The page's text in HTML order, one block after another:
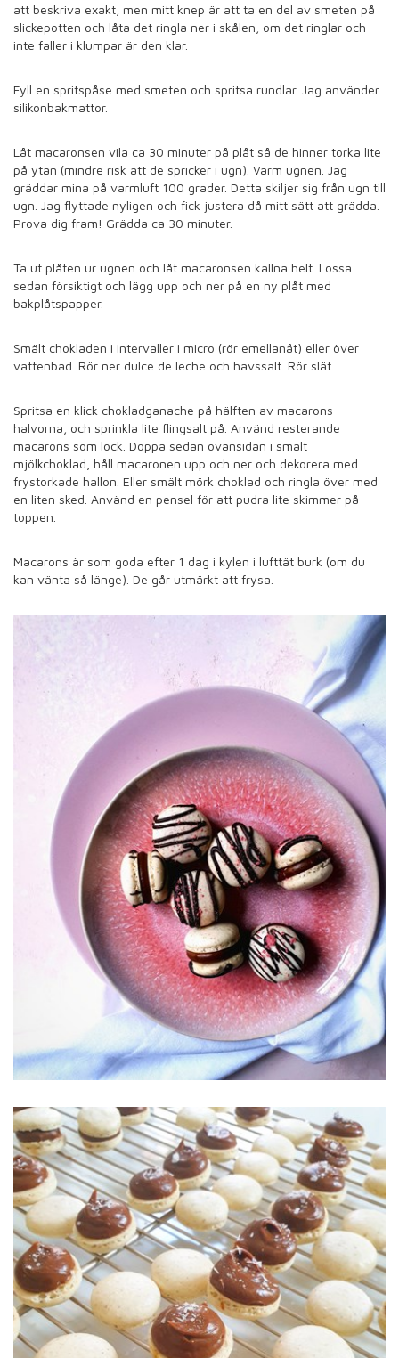
att beskriva exakt, men mitt knep är att ta en del av smeten på
slickepotten och låta det ringla ner i skålen, om det ringlar och
inte faller i klumpar är den klar.
Fyll en spritspåse med smeten och spritsa rundlar. Jag använder
silikonbakmattor.
Låt macaronsen vila ca 30 minuter på plåt så de hinner torka lite
på ytan (mindre risk att de spricker i ugn). Värm ugnen. Jag
gräddar mina på varmluft 100 grader. Detta skiljer sig från ugn till
ugn. Jag flyttade nyligen och fick justera då mitt sätt att grädda.
Prova dig fram! Grädda ca 30 minuter.
Ta ut plåten ur ugnen och låt macaronsen kallna helt. Lossa
sedan försiktigt och lägg upp och ner på en ny plåt med
bakplåtspapper.
Smält chokladen i intervaller i micro (rör emellanåt) eller över
vattenbad. Rör ner dulce de leche och havssalt. Rör slät.
Spritsa en klick chokladganache på hälften av macarons-
halvorna, och sprinkla lite flingsalt på. Använd resterande
macarons som lock. Doppa sedan ovansidan i smält
mjölkchoklad, håll macaronen upp och ner och dekorera med
frystorkade hallon. Eller smält mörk choklad och ringla över med
en liten sked. Använd en pensel för att pudra lite skimmer på
toppen.
Macarons är som goda efter 1 dag i kylen i lufttät burk (om du
kan vänta så länge). De går utmärkt att frysa.